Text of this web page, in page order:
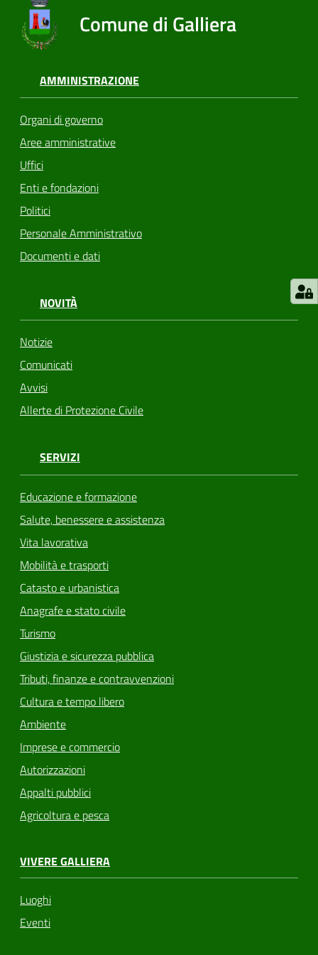
Comune di Galliera
AMMINISTRAZIONE
Organi di governo
Aree amministrative
Uffici
Enti e fondazioni
Politici
Personale Amministrativo
Documenti e dati
NOVITÀ
Notizie
Comunicati
Avvisi
Allerte di Protezione Civile
SERVIZI
Educazione e formazione
Salute, benessere e assistenza
Vita lavorativa
Mobilità e trasporti
Catasto e urbanistica
Anagrafe e stato civile
Turismo
Giustizia e sicurezza pubblica
Tributi, finanze e contravvenzioni
Cultura e tempo libero
Ambiente
Imprese e commercio
Autorizzazioni
Appalti pubblici
Agricoltura e pesca
VIVERE GALLIERA
Luoghi
Eventi